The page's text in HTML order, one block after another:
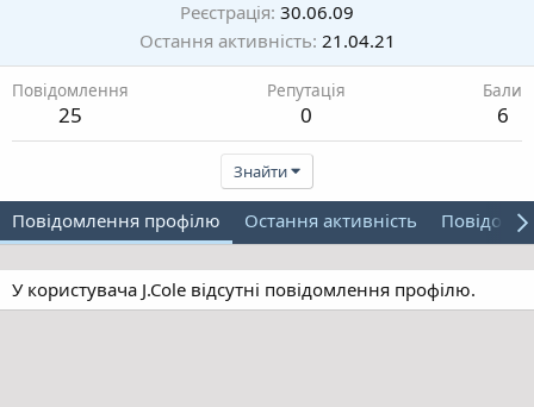
Реєстрація 30.06.09
Остання активність 21.04.21
Повідомлення
25
Репутація
0
Бали
6
Знайти
Повідомлення профілю Остання активність
У користувача J.Cole відсутні повідомлення профілю.